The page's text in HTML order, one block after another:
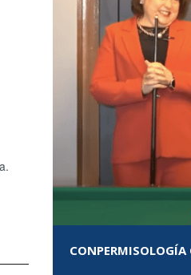
CONPERMISOLOGÍA